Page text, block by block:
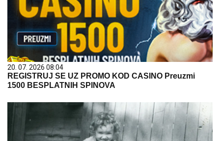
20. 07. 2026 08:04
REGISTRUJ SE UZ PROMO KOD CASINO Preuzmi
1500 BESPLATNIH SPINOVA